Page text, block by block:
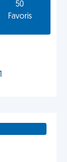
50
Favoris